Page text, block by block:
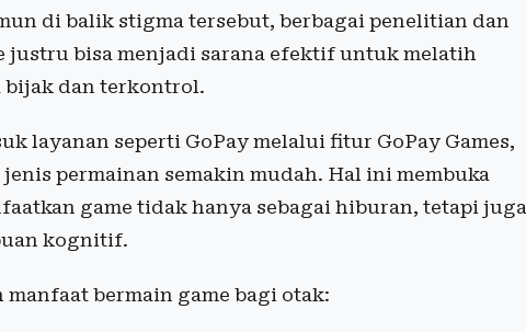
di balik stigma tersebut, berbagai penelitian dan
justru bisa menjadi sarana efektif untuk melatih
bijak dan terkontrol.
layanan seperti GoPay melalui fitur GoPay Games,
permainan semakin mudah. Hal ini membuka
game tidak hanya sebagai hiburan, tetapi juga
kognitif.
bermain game bagi otak: